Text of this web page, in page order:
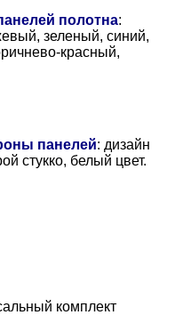
полотна:
зеленый, синий,
красный,
панелей: дизайн
стукко, белый цвет.
комплект